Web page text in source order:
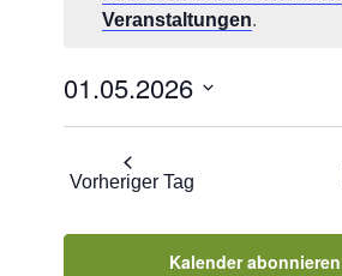
MaiVeranstaltungen.
01.05.2026
Datum
wählen.
Vorheriger Tag
Kalender abonnieren